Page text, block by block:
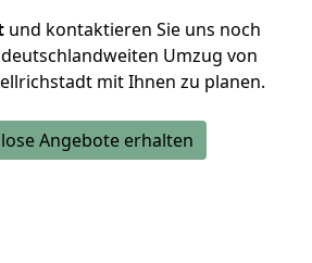
und kontaktieren Sie uns noch
Umzug von
mit Ihnen zu planen.
Angebote erhalten